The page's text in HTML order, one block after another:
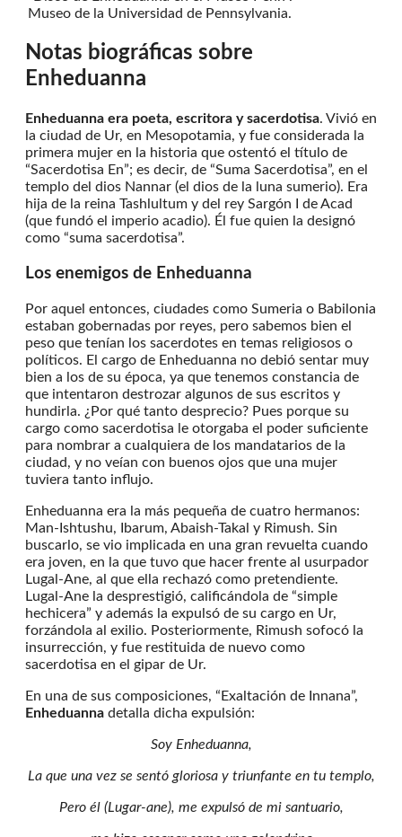
Museo de la Universidad de Pennsylvania.
Notas biográficas sobre
Enheduanna
Enheduanna era poeta, escritora y sacerdotisa. Vivió en
la ciudad de Ur, en Mesopotamia, y fue considerada la
primera mujer en la historia que ostentó el título de
“Sacerdotisa En”; es decir, de “Suma Sacerdotisa”, en el
templo del dios Nannar (el dios de la luna sumerio). Era
hija de la reina Tashlultum y del rey Sargón I de Acad
(que fundó el imperio acadio). Él fue quien la designó
como “suma sacerdotisa”.
Los enemigos de Enheduanna
Por aquel entonces, ciudades como Sumeria o Babilonia
estaban gobernadas por reyes, pero sabemos bien el
peso que tenían los sacerdotes en temas religiosos o
políticos. El cargo de Enheduanna no debió sentar muy
bien a los de su época, ya que tenemos constancia de
que intentaron destrozar algunos de sus escritos y
hundirla. ¿Por qué tanto desprecio? Pues porque su
cargo como sacerdotisa le otorgaba el poder suficiente
para nombrar a cualquiera de los mandatarios de la
ciudad, y no veían con buenos ojos que una mujer
tuviera tanto influjo.
Enheduanna era la más pequeña de cuatro hermanos:
Man-Ishtushu, Ibarum, Abaish-Takal y Rimush. Sin
buscarlo, se vio implicada en una gran revuelta cuando
era joven, en la que tuvo que hacer frente al usurpador
Lugal-Ane, al que ella rechazó como pretendiente.
Lugal-Ane la desprestigió, calificándola de “simple
hechicera” y además la expulsó de su cargo en Ur,
forzándola al exilio. Posteriormente, Rimush sofocó la
insurrección, y fue restituida de nuevo como
sacerdotisa en el gipar de Ur.
En una de sus composiciones, “Exaltación de Innana”,
Enheduanna detalla dicha expulsión:
Soy Enheduanna,
La que una vez se sentó gloriosa y triunfante en tu templo,
Pero él (Lugar-ane), me expulsó de mi santuario,